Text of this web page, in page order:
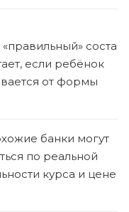
состав
если ребёнок
от формы
банки могут
по реальной
курса и цене